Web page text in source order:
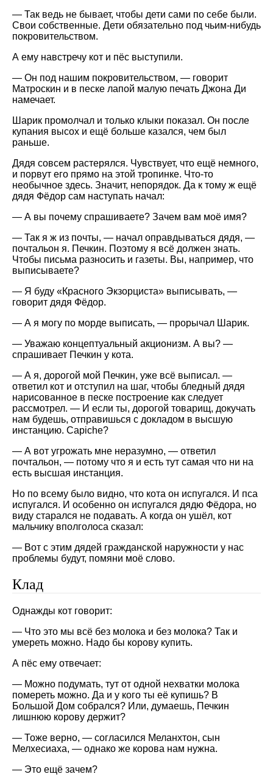
— Так ведь не бывает, чтобы дети сами по себе были.
Свои собственные. Дети обязательно под чьим-нибудь
покровительством.
А ему навстречу кот и пёс выступили.
— Он под нашим покровительством, — говорит
Матроскин и в песке лапой малую печать Джона Ди
намечает.
Шарик промолчал и только клыки показал. Он после
купания высох и ещё больше казался, чем был
раньше.
Дядя совсем растерялся. Чувствует, что ещё немного,
и порвут его прямо на этой тропинке. Что-то
необычное здесь. Значит, непорядок. Да к тому ж ещё
дядя Фёдор сам наступать начал:
— А вы почему спрашиваете? Зачем вам моё имя?
— Так я ж из почты, — начал оправдываться дядя, —
почтальон я. Печкин. Поэтому я всё должен знать.
Чтобы письма разносить и газеты. Вы, например, что
выписываете?
— Я буду «Красного Экзорциста» выписывать, —
говорит дядя Фёдор.
— А я могу по морде выписать, — прорычал Шарик.
— Уважаю концептуальный акционизм. А вы? —
спрашивает Печкин у кота.
— А я, дорогой мой Печкин, уже всё выписал. —
ответил кот и отступил на шаг, чтобы бледный дядя
нарисованное в песке построение как следует
рассмотрел. — И если ты, дорогой товарищ, докучать
нам будешь, отправишься с докладом в высшую
инстанцию. Capiche?
— А вот угрожать мне неразумно, — ответил
почтальон, — потому что я и есть тут самая что ни на
есть высшая инстанция.
Но по всему было видно, что кота он испугался. И пса
испугался. И особенно он испугался дядю Фёдора, но
виду старался не подавать. А когда он ушёл, кот
мальчику вполголоса сказал:
— Вот с этим дядей гражданской наружности у нас
проблемы будут, помяни моё слово.
Клад
Однажды кот говорит:
— Что это мы всё без молока и без молока? Так и
умереть можно. Надо бы корову купить.
А пёс ему отвечает:
— Можно подумать, тут от одной нехватки молока
помереть можно. Да и у кого ты её купишь? В
Большой Дом собрался? Или, думаешь, Печкин
лишнюю корову держит?
— Тоже верно, — согласился Меланхтон, сын
Мелхесиаха, — однако же корова нам нужна.
— Это ещё зачем?